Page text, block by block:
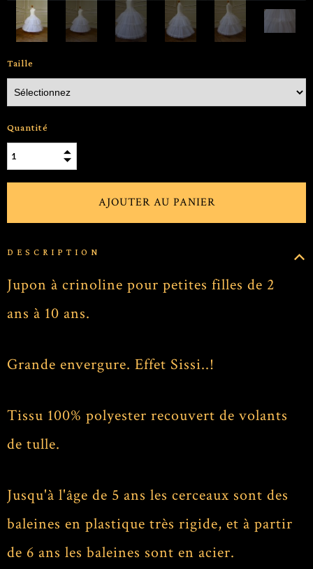
Taille
Quantité
DESCRIPTION
Jupon à crinoline pour petites filles de 2
ans à 10 ans.
Grande envergure. Effet Sissi..!
Tissu 100% polyester recouvert de volants
de tulle.
Jusqu'à l'âge de 5 ans les cerceaux sont des
baleines en plastique très rigide, et à partir
de 6 ans les baleines sont en acier.